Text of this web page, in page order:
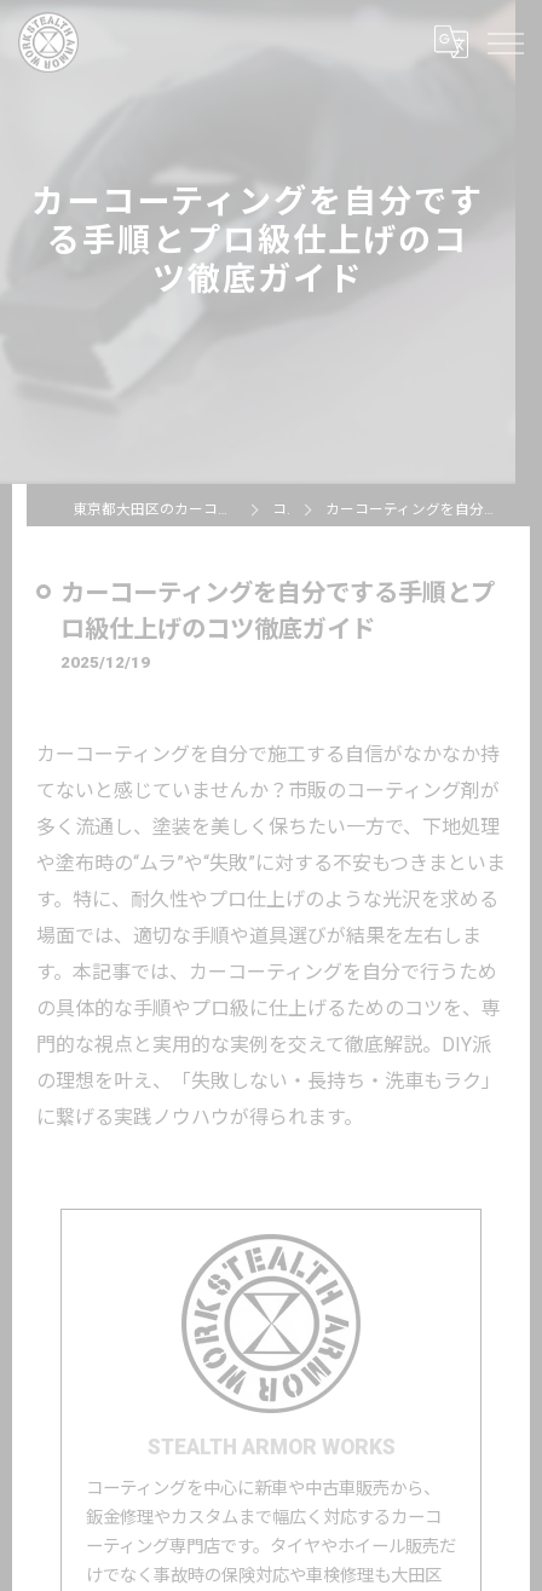
カーコーティングを自分です
る手順とプロ級仕上げのコ
ツ徹底ガイド
東京都大田区のカーコーティングならSTEALTH ARMOR WORKS コラム カーコーティングを自分でする手順とプロ級仕上げのコツ徹底ガイド
カーコーティングを自分でする手順とプ
ロ級仕上げのコツ徹底ガイド
2025/12/19
カーコーティングを自分で施工する自信がなかなか持
てないと感じていませんか？市販のコーティング剤が
多く流通し、塗装を美しく保ちたい一方で、下地処理
や塗布時の“ムラ”や“失敗”に対する不安もつきまといま
す。特に、耐久性やプロ仕上げのような光沢を求める
場面では、適切な手順や道具選びが結果を左右しま
す。本記事では、カーコーティングを自分で行うため
の具体的な手順やプロ級に仕上げるためのコツを、専
門的な視点と実用的な実例を交えて徹底解説。DIY派
の理想を叶え、「失敗しない・長持ち・洗車もラク」
に繋げる実践ノウハウが得られます。
STEALTH ARMOR WORKS
コーティングを中心に新車や中古車販売から、
鈑金修理やカスタムまで幅広く対応するカーコ
ーティング専門店です。タイヤやホイール販売だ
けでなく事故時の保険対応や車検修理も大田区